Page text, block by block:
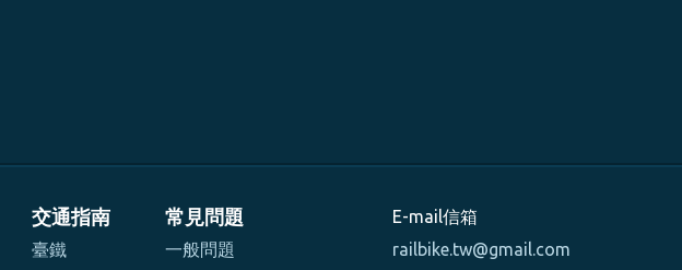
交通指南
臺鐵
常見問題
一般問題
E-mail信箱
railbike.tw@gmail.com